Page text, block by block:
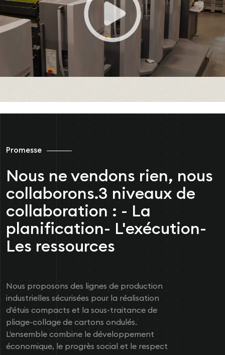
Promesse
Nous ne vendons rien, nous
collaborons.3 niveaux de
collaboration : - La
planification- L'exécution-
Les ressources
Nous proposons des lignes de production
industrielles sécurisées pour la réalisation
d'étuis compacts et la sous-traitance de
pliage-collage de cartons ondulés.
L'ensemble combine le développement
économique, le progrès social et le respect